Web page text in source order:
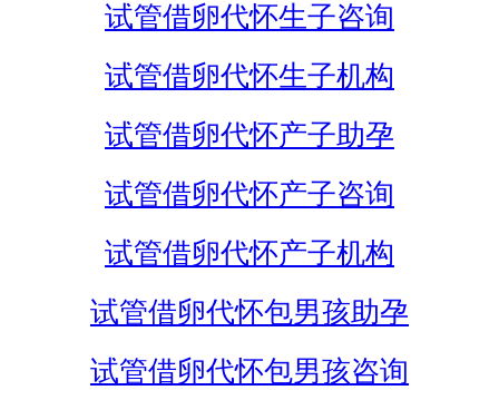
试管借卵代怀生子咨询
试管借卵代怀生子机构
试管借卵代怀产子助孕
试管借卵代怀产子咨询
试管借卵代怀产子机构
试管借卵代怀包男孩助孕
试管借卵代怀包男孩咨询